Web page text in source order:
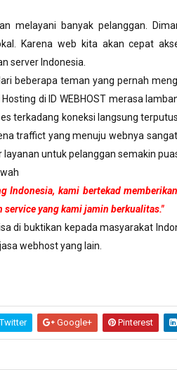
melayani banyak pelanggan.
Karena web kita akan cepat
server Indonesia.
beberapa teman yang pernah
di ID WEBHOST merasa
terkadang koneksi langsung
traffict yang menuju webnya
layanan untuk pelanggan semakin
Indonesia, kami bertekad
yang kami jamin berkualitas."
di buktikan kepada masyarakat
webhost yang lain.
Google+ Pinterest